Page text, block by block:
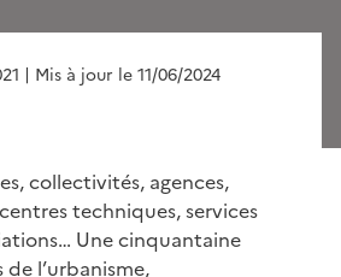
| Mis à jour le 11/06/2024
collectivités, agences,
techniques, services
Une cinquantaine
l’urbanisme,